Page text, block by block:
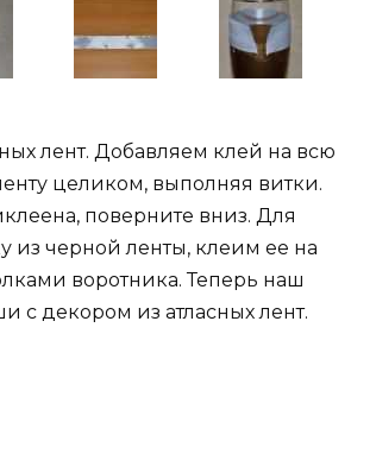
лент. Добавляем клей на всю
целиком, выполняя витки.
поверните вниз. Для
из черной ленты, клеим ее на
воротника. Теперь наш
с декором из атласных лент.